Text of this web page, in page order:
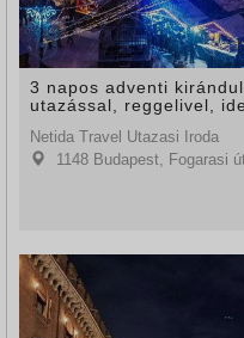
3 napos adventi
utazással, reggelivel,
Netida Travel Utazasi Iroda
1148 Budapest, Fogarasi út 5. 27.